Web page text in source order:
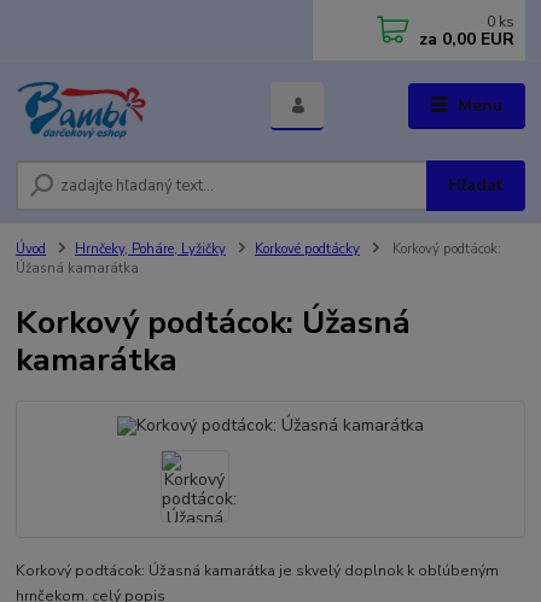
Menu
Hľadať
0 ks
za 0,00 EUR
Úvod Hrnčeky, Poháre, Lyžičky Korkové podtácky
Korkový podtácok:
Úžasná kamarátka
Korkový podtácok: Úžasná
kamarátka
Korkový podtácok: Úžasná kamarátka je skvelý doplnok k obľúbeným
hrnčekom. celý popis